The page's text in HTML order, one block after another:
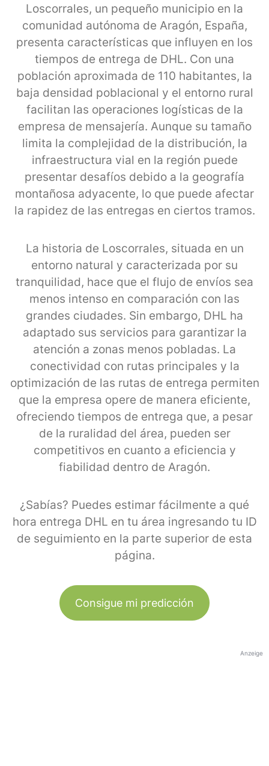
Loscorrales, un pequeño municipio en la
comunidad autónoma de Aragón, España,
presenta características que influyen en los
tiempos de entrega de DHL. Con una
población aproximada de 110 habitantes, la
baja densidad poblacional y el entorno rural
facilitan las operaciones logísticas de la
empresa de mensajería. Aunque su tamaño
limita la complejidad de la distribución, la
infraestructura vial en la región puede
presentar desafíos debido a la geografía
montañosa adyacente, lo que puede afectar
la rapidez de las entregas en ciertos tramos.
La historia de Loscorrales, situada en un
entorno natural y caracterizada por su
tranquilidad, hace que el flujo de envíos sea
menos intenso en comparación con las
grandes ciudades. Sin embargo, DHL ha
adaptado sus servicios para garantizar la
atención a zonas menos pobladas. La
conectividad con rutas principales y la
optimización de las rutas de entrega permiten
que la empresa opere de manera eficiente,
ofreciendo tiempos de entrega que, a pesar
de la ruralidad del área, pueden ser
competitivos en cuanto a eficiencia y
fiabilidad dentro de Aragón.
¿Sabías? Puedes estimar fácilmente a qué
hora entrega DHL en tu área ingresando tu ID
de seguimiento en la parte superior de esta
página.
Consigue mi predicción
Anzeige